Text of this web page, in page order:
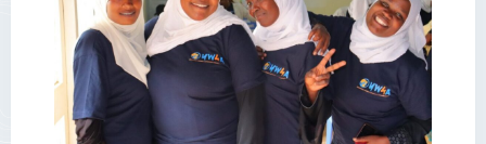
about
Impact
Story
4.6.
Faith